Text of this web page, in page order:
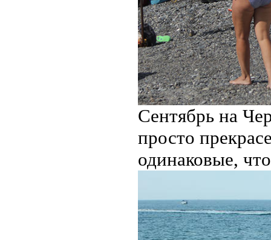
Сентябрь на
просто
одинаковые,